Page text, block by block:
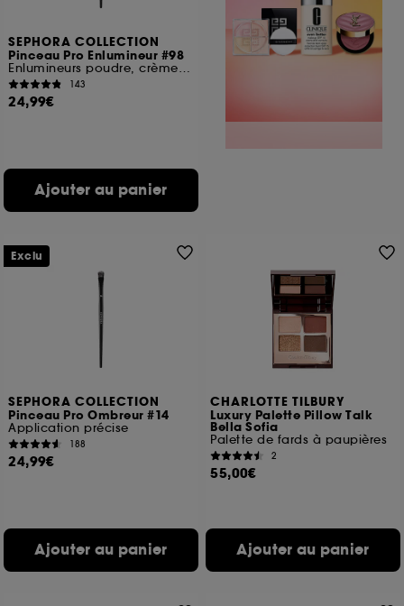
SEPHORA COLLECTION
Pinceau Pro Enlumineur #98
Enlumineurs poudre, crème et liquide
143
24,99€
Ajouter au panier
SEPHORA COLLECTION
Pinceau Pro Ombreur #14
Application précise
188
24,99€
Ajouter au panier
Exclu
CHARLOTTE TILBURY
Luxury Palette Pillow Talk
Bella Sofia
Palette de fards à paupières
2
55,00€
Ajouter au panier